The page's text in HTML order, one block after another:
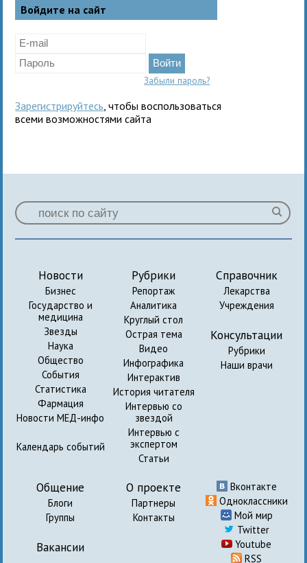
Войдите на сайт
Забыли пароль?
Зарегистрируйтесь , чтобы воспользоваться
всеми возможностями сайта
Новости
Бизнес
Государство и
медицина
Звезды
Наука
Общество
События
Статистика
Фармация
Новости МЕД-инфо
Календарь событий
Рубрики
Репортаж
Аналитика
Круглый стол
Острая тема
Видео
Инфографика
Интерактив
История читателя
Интервью со
звездой
Интервью с
экспертом
Статьи
Справочник
Лекарства
Учреждения
Консультации
Рубрики
Наши врачи
Общение
Блоги
Группы
Вакансии
О проекте
Партнеры
Контакты
Вконтакте
Одноклассники
Мой мир
Twitter
Youtube
RSS